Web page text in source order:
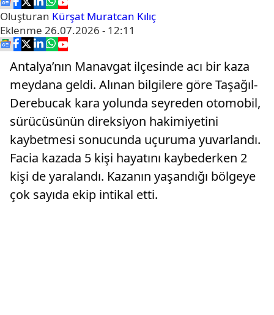
Oluşturan Kürşat Muratcan Kılıç
Eklenme 26.07.2026 - 12:11
Antalya’nın Manavgat ilçesinde acı bir kaza
meydana geldi. Alınan bilgilere göre Taşağıl-
Derebucak kara yolunda seyreden otomobil,
sürücüsünün direksiyon hakimiyetini
kaybetmesi sonucunda uçuruma yuvarlandı.
Facia kazada 5 kişi hayatını kaybederken 2
kişi de yaralandı. Kazanın yaşandığı bölgeye
çok sayıda ekip intikal etti.